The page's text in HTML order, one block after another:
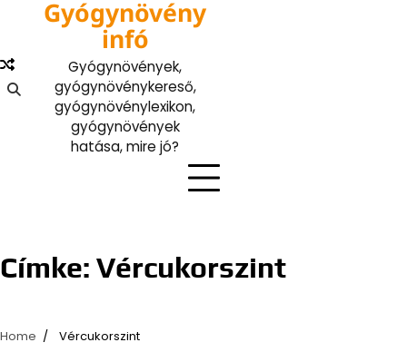
content
Gyógynövény
infó
Gyógynövények,
gyógynövénykereső,
gyógynövénylexikon,
gyógynövények
hatása, mire jó?
Címke: Vércukorszint
Home Vércukorszint